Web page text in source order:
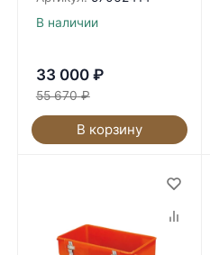
В наличии
33 000 ₽
55 670 ₽
В корзину